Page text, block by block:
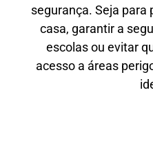
segurança. Seja para
casa, garantir a
escolas ou evitar
acesso a áreas